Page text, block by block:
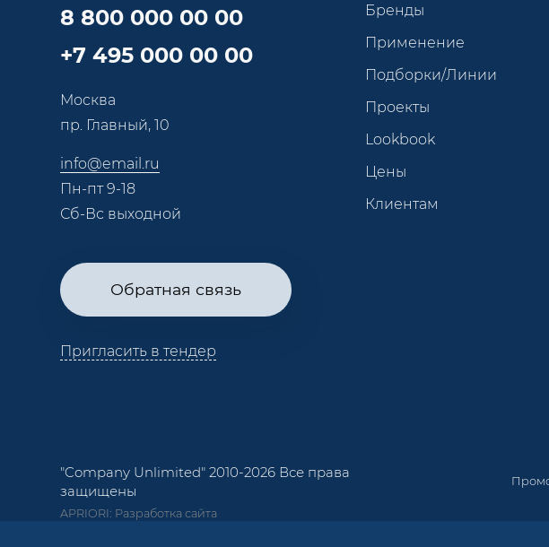
8 800 000 00 00
+7 495 000 00 00
Москва
пр. Главный, 10
info@email.ru
Пн-пт 9-18
Сб-Вс выходной
Обратная связь
Пригласить в тендер
Бренды
Применение
Подборки/Линии
Проекты
Lookbook
Цены
Клиентам
"Company Unlimited" 2010-2026 Все права
защищены
APRIORI: Разработка сайта